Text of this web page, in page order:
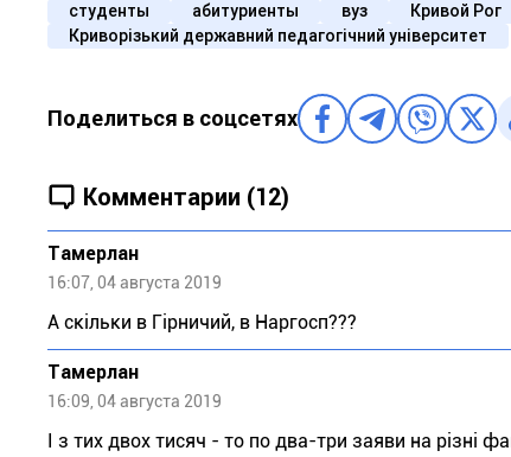
студенты абитуриенты вуз Кривой Рог
Криворізький державний педагогічний університет
Поделиться в соцсетях
Комментарии (12)
Тaмeрлан
16:07, 04 августа 2019
А скільки в Гірничий, в Наргосп???
Тaмeрлан
16:09, 04 августа 2019
І з тих двох тисяч - то по два-три заяви на різні